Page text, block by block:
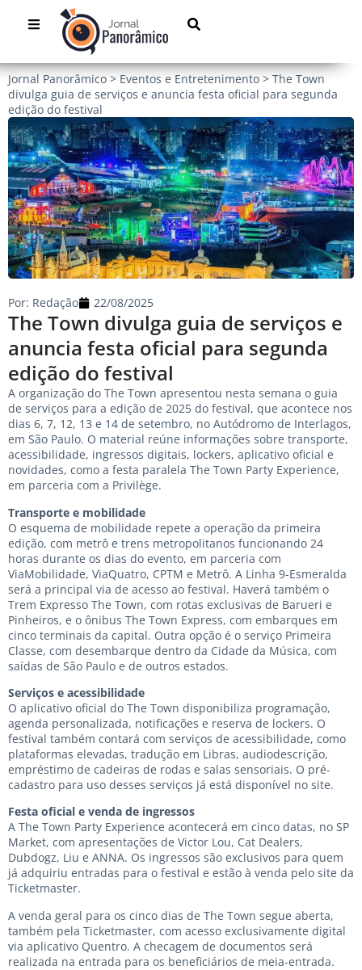
Jornal Panorâmico > Eventos e Entretenimento > The Town
divulga guia de serviços e anuncia festa oficial para segunda
edição do festival
The Town divulga guia de serviços e
anuncia festa oficial para segunda
edição do festival
Por: Redação 22/08/2025
A organização do The Town apresentou nesta semana o guia
de serviços para a edição de 2025 do festival, que acontece nos
dias 6, 7, 12, 13 e 14 de setembro, no Autódromo de Interlagos,
em São Paulo. O material reúne informações sobre transporte,
acessibilidade, ingressos digitais, lockers, aplicativo oficial e
novidades, como a festa paralela The Town Party Experience,
em parceria com a Privilège.
Transporte e mobilidade
O esquema de mobilidade repete a operação da primeira
edição, com metrô e trens metropolitanos funcionando 24
horas durante os dias do evento, em parceria com
ViaMobilidade, ViaQuatro, CPTM e Metrô. A Linha 9-Esmeralda
será a principal via de acesso ao festival. Haverá também o
Trem Expresso The Town, com rotas exclusivas de Barueri e
Pinheiros, e o ônibus The Town Express, com embarques em
cinco terminais da capital. Outra opção é o serviço Primeira
Classe, com desembarque dentro da Cidade da Música, com
saídas de São Paulo e de outros estados.
Serviços e acessibilidade
O aplicativo oficial do The Town disponibiliza programação,
agenda personalizada, notificações e reserva de lockers. O
festival também contará com serviços de acessibilidade, como
plataformas elevadas, tradução em Libras, audiodescrição,
empréstimo de cadeiras de rodas e salas sensoriais. O pré-
cadastro para uso desses serviços já está disponível no site.
Festa oficial e venda de ingressos
A The Town Party Experience acontecerá em cinco datas, no SP
Market, com apresentações de Victor Lou, Cat Dealers,
Dubdogz, Liu e ANNA. Os ingressos são exclusivos para quem
já adquiriu entradas para o festival e estão à venda pelo site da
Ticketmaster.
A venda geral para os cinco dias de The Town segue aberta,
também pela Ticketmaster, com acesso exclusivamente digital
via aplicativo Quentro. A checagem de documentos será
realizada na entrada para os beneficiários de meia-entrada.